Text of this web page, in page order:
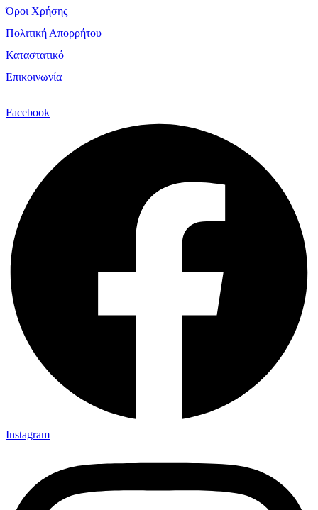
Όροι Χρήσης
Πολιτική Απορρήτου
Καταστατικό
Επικοινωνία
Facebook
Instagram